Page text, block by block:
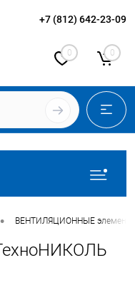
+7 (812) 642-23-09
0 0
• ВЕНТИЛЯЦИОННЫЕ